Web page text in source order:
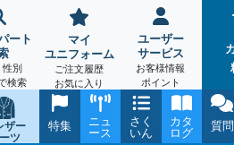
ート
性別
検索
マイ
ユニフォーム
ご注文履歴
お気に入り
ユーザー
サービス
お客様情報
ポイント
ザー
ツ
質問
カタ
ログ
さく
いん
ニュ
ース
特集